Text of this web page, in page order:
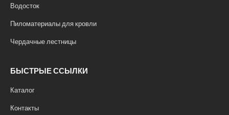
Водосток
Пиломатериалы для кровли
Чердачные лестницы
БЫСТРЫЕ ССЫЛКИ
Каталог
Контакты